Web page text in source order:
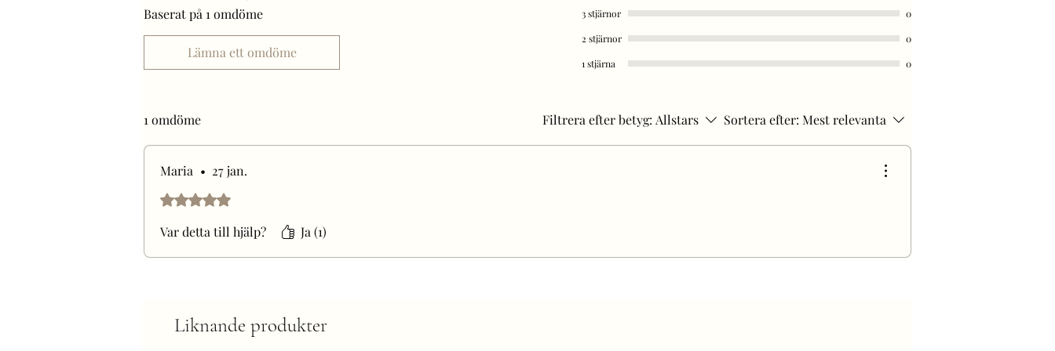
Baserat på 1 omdöme
Lämna ett omdöme
3 stjärnor
0
2 stjärnor
0
1 stjärna
0
1 omdöme Filtrera efter betyg: Allstars Sortera efter: Mest relevanta
Maria • 27 jan.
Betygsatt till 5 av 5 stjärnor.
Var detta till hjälp? Ja (1)
Liknande produkter